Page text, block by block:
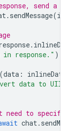
send a user
. sendMessage(image
.
in response." )
(data :
data to
to specify
chat.